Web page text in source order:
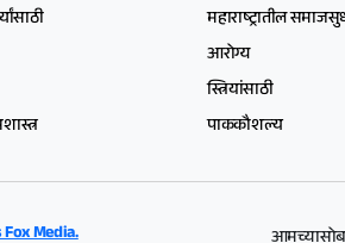
महाराष्ट्रातील
आरोग्य
स्त्रियांसाठी
पाककौशल्य
Media.